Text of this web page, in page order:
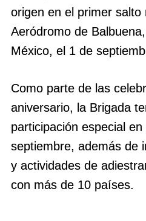
origen en el primer salto
Aeródromo de
México, el 1 de
Como parte de las
aniversario, la Brigada
participación especial
septiembre, además de
y actividades de
con más de 10 países.